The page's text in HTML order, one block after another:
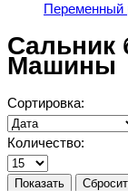
Переменный
Сальник
Машины
Сортировка:
Количество:
Показать